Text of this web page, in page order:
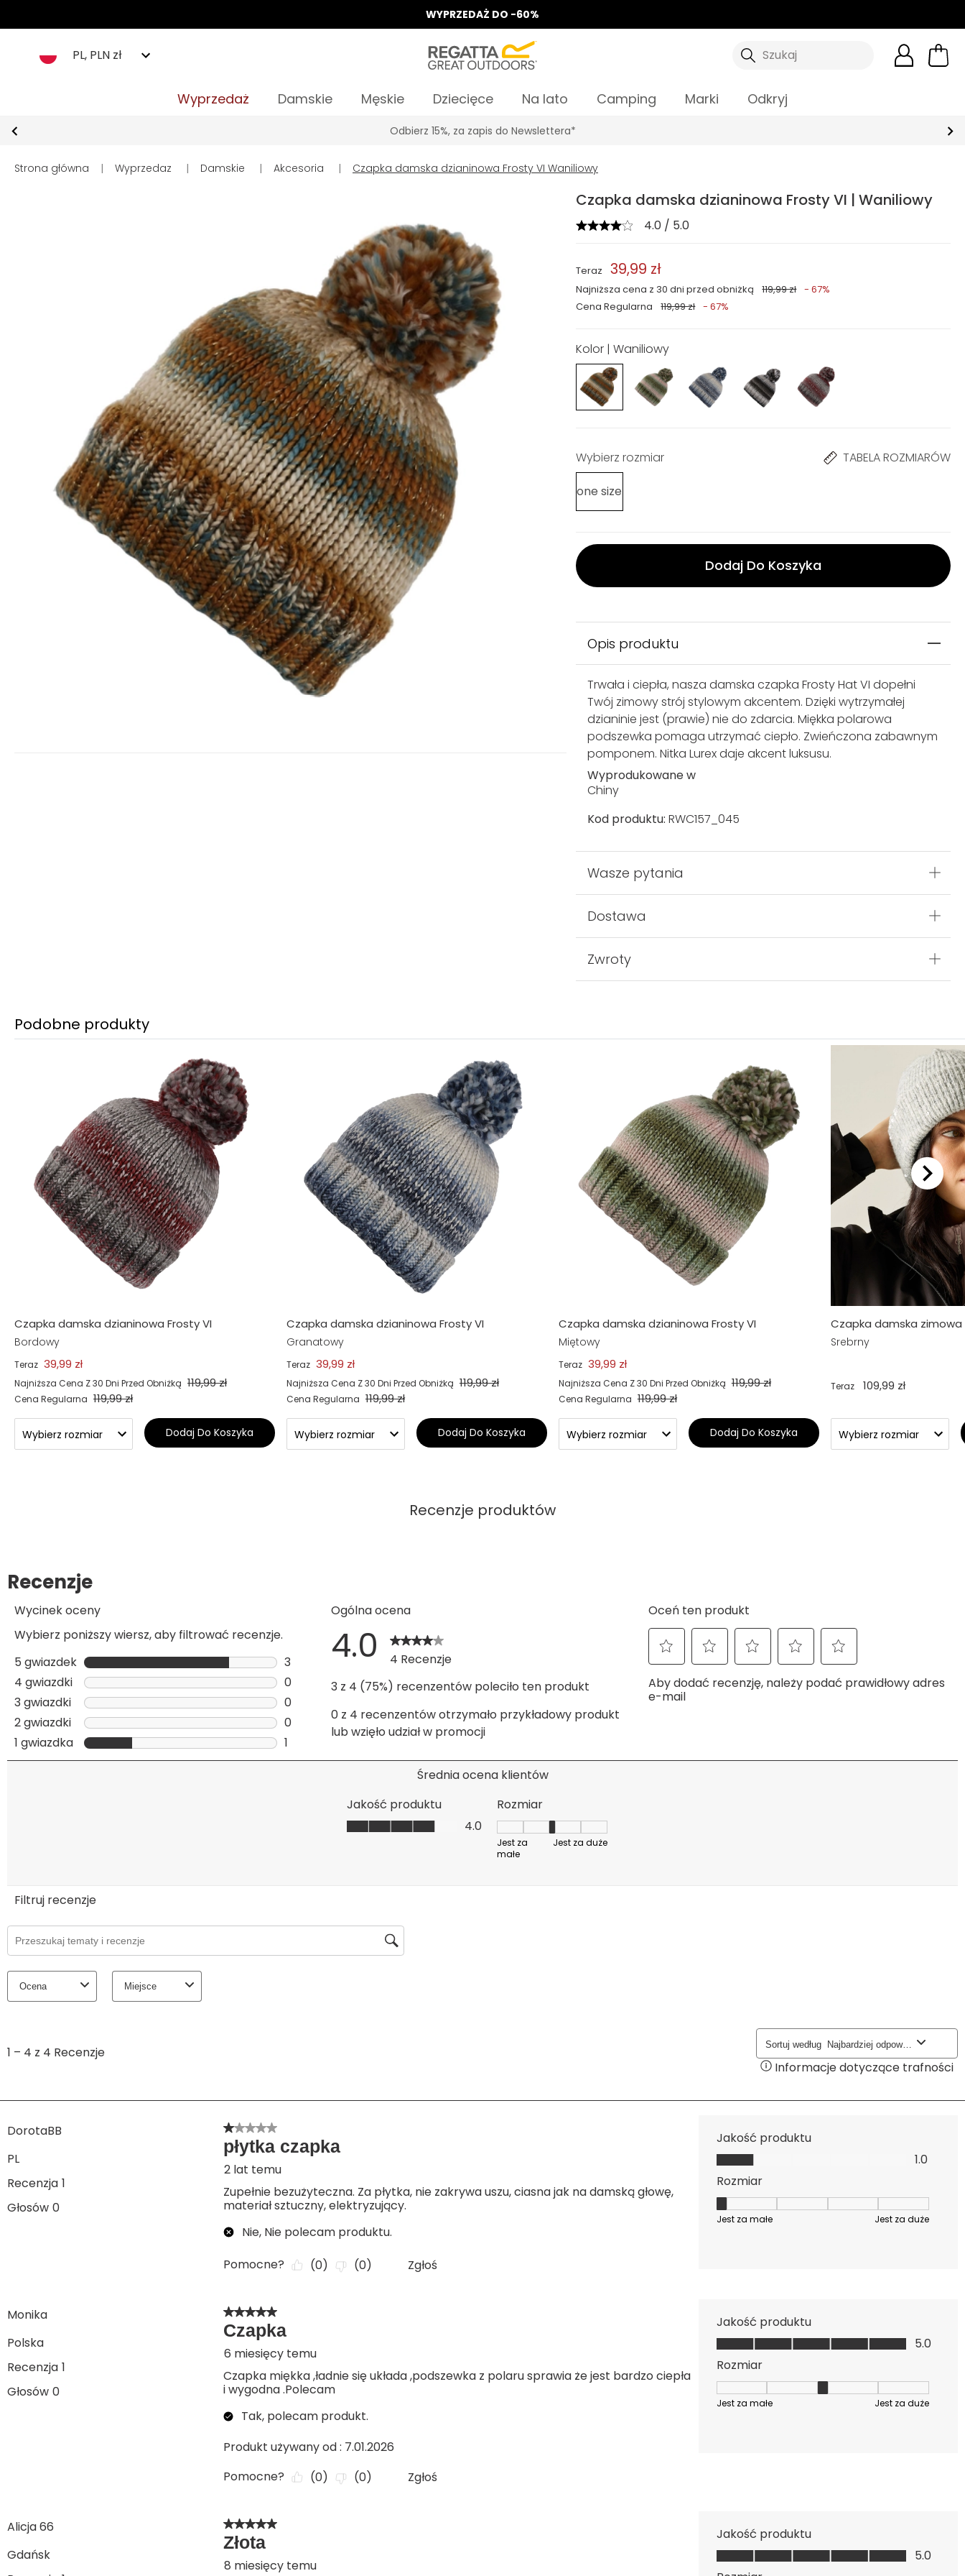
WYPRZEDAŻ DO -60%
PL, PLN zł Szukaj
Wyprzedaż Damskie Męskie Dziecięce Na lato Camping Marki Odkryj
Odbierz 15%, za zapis do Newslettera*
Strona główna | Wyprzedaz | Damskie | Akcesoria | Czapka damska dzianinowa Frosty VI Waniliowy
Czapka damska dzianinowa Frosty VI | Waniliowy
4.0 / 5.0
Cena Regularna 119,99 zł - 67%
Najniższa cena z 30 dni przed obniżką 119,99 zł - 67%
Teraz 39,99 zł
Kolor | Waniliowy
Wybierz rozmiar TABELA ROZMIARÓW
one size
Dodaj Do Koszyka
Opis produktu
Trwała i ciepła, nasza damska czapka Frosty Hat VI dopełni
Twój zimowy strój stylowym akcentem. Dzięki wytrzymałej
dzianinie jest (prawie) nie do zdarcia. Miękka polarowa
podszewka pomaga utrzymać ciepło. Zwieńczona zabawnym
pomponem. Nitka Lurex daje akcent luksusu.
Wyprodukowane w
Chiny
Kod produktu: RWC157_045
Wasze pytania
Dostawa
Zwroty
Podobne produkty
Czapka damska dzianinowa Frosty VI
Bordowy
Teraz 39,99 zł
Najniższa Cena Z 30 Dni Przed Obniżką 119,99 zł
Cena Regularna 119,99 zł
Dodaj Do Koszyka
Czapka damska dzianinowa Frosty VI
Granatowy
Teraz 39,99 zł
Najniższa Cena Z 30 Dni Przed Obniżką 119,99 zł
Cena Regularna 119,99 zł
Dodaj Do Koszyka
Czapka damska dzianinowa Frosty VI
Miętowy
Teraz 39,99 zł
Najniższa Cena Z 30 Dni Przed Obniżką 119,99 zł
Cena Regularna 119,99 zł
Dodaj Do Koszyka
Czapka damska zimowa
Srebrny
Teraz 109,99 zł
Recenzje produktów